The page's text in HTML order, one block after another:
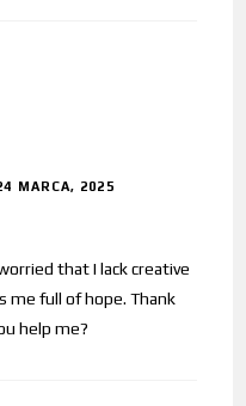
MARCA, 2025
that I lack creative
me full of hope. Thank
help me?